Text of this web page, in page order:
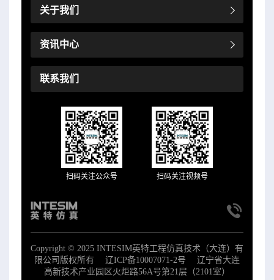
关于我们
资讯中心
联系我们
扫码关注公众号 扫码关注视频号
Copyright © 2025 INTESIM英特工程仿真技术（大连）有
限公司版权所有
辽ICP备10007071-2号
辽宁省大连
高新技术产业园区火炬路56A号第21层（2101室）